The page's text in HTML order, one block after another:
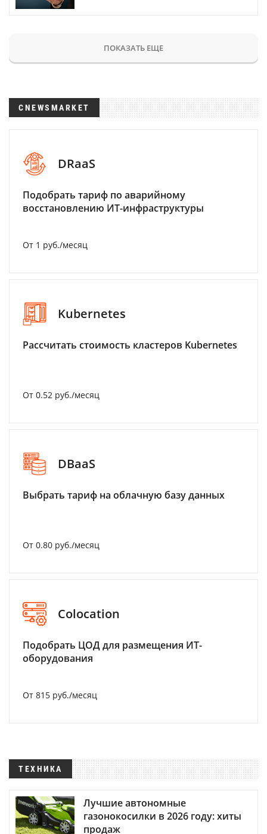
ПОКАЗАТЬ ЕЩЕ
CNEWSMARKET
DRaaS
Подобрать тариф по аварийному
восстановлению ИТ-инфраструктуры
От 1 руб./месяц
Kubernetes
Рассчитать стоимость кластеров Kubernetes
От 0.52 руб./месяц
DBaaS
Выбрать тариф на облачную базу данных
От 0.80 руб./месяц
Colocation
Подобрать ЦОД для размещения ИТ-
оборудования
От 815 руб./месяц
ТЕХНИКА
Лучшие автономные
газонокосилки в 2026 году: хиты
продаж